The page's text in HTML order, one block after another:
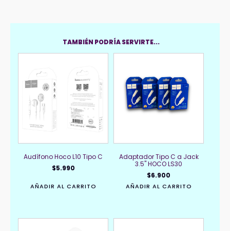
TAMBIÉN PODRÍA SERVIRTE...
Audífono Hoco L10 Tipo C
$5.990
AÑADIR AL CARRITO
Adaptador Tipo C a Jack
3.5" HOCO LS30
$6.900
AÑADIR AL CARRITO